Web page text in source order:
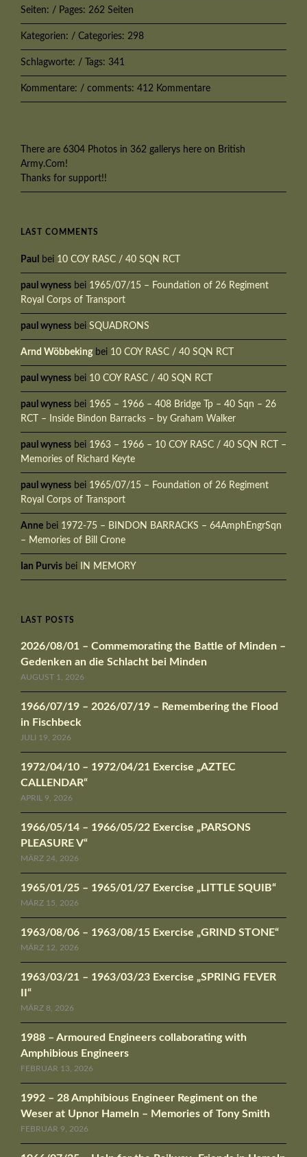
Seiten: / Pages: 262 Seiten
Kategorien: / Categories: 298
Schlagworte: / Tags: 341
Kommentare: / comments: 412 Kommentare
There are 6304 Photos in 362 gallerys here on British
Army.Com!
Thanks for support!!
LAST COMMENTS
Paul bei 10 COY RASC / 40 SQN RCT
paul wyness bei 1965/07/15 – Foundation of 26 Regiment
Royal Corps of Transport
paul wyness bei SQUADRONS
Arnd Wöbbekingbei 10 COY RASC / 40 SQN RCT
paul wyness bei 10 COY RASC / 40 SQN RCT
paul wyness bei 1965 – 1966 – 408 Bridge Tp – 40 Sqn – 26
RCT – Inside Bindon Barracks – by Graham Walker
paul wyness bei 1963 – 1966 – 10 COY RASC / 40 SQN RCT –
Memories of Richard Keyte
paul wyness bei 1965/07/15 – Foundation of 26 Regiment
Royal Corps of Transport
Anne bei 1972-75 – BINDON BARRACKS – 64AmphEngrSqn
– Memories of Bill Crone
Ian Purvis bei IN MEMORY
LAST POSTS
2026/08/01 – Commemorating the Battle of Minden –
Gedenken an die Schlacht bei Minden
AUGUST 1, 2026
1966/07/19 – 2026/07/19 – Remembering the Flood
in Fischbeck
JULI 19, 2026
1972/04/10 – 1972/04/21 Exercise „AZTEC
CALLENDAR“
APRIL 9, 2026
1966/05/14 – 1966/05/22 Exercise „PARSONS
PLEASURE V“
MÄRZ 24, 2026
1965/01/25 – 1965/01/27 Exercise „LITTLE SQUIB“
MÄRZ 15, 2026
1963/08/06 – 1963/08/15 Exercise „GRIND STONE“
MÄRZ 12, 2026
1963/03/21 – 1963/03/23 Exercise „SPRING FEVER
II“
MÄRZ 8, 2026
1988 – Armoured Engineers collaborating with
Amphibious Engineers
FEBRUAR 13, 2026
1992 – 28 Amphibious Engineer Regiment on the
Weser at Upnor Hameln – Memories of Tony Smith
FEBRUAR 9, 2026